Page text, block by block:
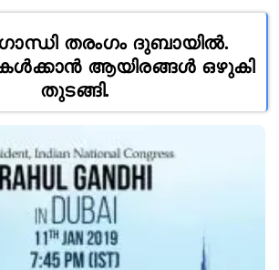
തരംഗം ദുബായിൽ.
ആയിരങ്ങൾ ഒഴുകി
തുടങ്ങി.